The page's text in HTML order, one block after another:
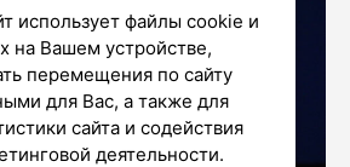
использует файлы cookie и
на Вашем устройстве,
перемещения по сайту
для Вас, а также для
сайта и содействия
деятельности.